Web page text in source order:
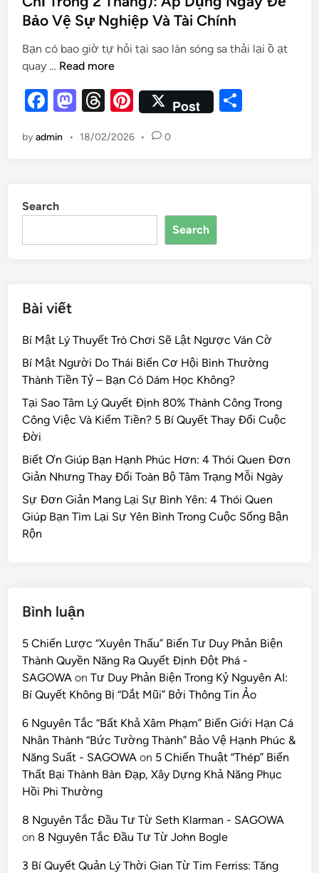
Bảo Vệ Sự Nghiệp Và Tài Chính
Bạn có bao giờ tự hỏi tại sao làn sóng sa thải lại ồ ạt
quay … Read more
F
c
o
o
M
to
n
T
e
s
Pi
er
Post
byadmin • 18/02/2026 • 0
Search
Search
Bài viết
Bí Mật Lý Thuyết Trò Chơi Sẽ Lật Ngược Ván Cờ
Bí Mật Người Do Thái Biến Cơ Hội Bình Thường
Thành Tiền Tỷ – Bạn Có Dám Học Không?
Tại Sao Tâm Lý Quyết Định 80% Thành Công Trong
Công Việc Và Kiếm Tiền? 5 Bí Quyết Thay Đổi Cuộc
Đời
Biết Ơn Giúp Bạn Hạnh Phúc Hơn: 4 Thói Quen Đơn
Giản Nhưng Thay Đổi Toàn Bộ Tâm Trạng Mỗi Ngày
Sự Đơn Giản Mang Lại Sự Bình Yên: 4 Thói Quen
Giúp Bạn Tìm Lại Sự Yên Bình Trong Cuộc Sống Bận
Rộn
Bình luận
5 Chiến Lược “Xuyên Thấu” Biến Tư Duy Phản Biện
Thành Quyền Năng Ra Quyết Định Đột Phá -
SAGOWA onTư Duy Phản Biện Trong Kỷ Nguyên AI:
Bí Quyết Không Bị “Dắt Mũi” Bởi Thông Tin Ảo
6 Nguyên Tắc “Bất Khả Xâm Phạm” Biến Giới Hạn Cá
Nhân Thành “Bức Tường Thành” Bảo Vệ Hạnh Phúc &
Năng Suất - SAGOWA on 5 Chiến Thuật “Thép” Biến
Thất Bại Thành Bàn Đạp, Xây Dựng Khả Năng Phục
Hồi Phi Thường
8 Nguyên Tắc Đầu Tư Từ Seth Klarman - SAGOWA
on 8 Nguyên Tắc Đầu Tư Từ John Bogle
3 Bí Quyết Quản Lý Thời Gian Từ Tim Ferriss: Tăng